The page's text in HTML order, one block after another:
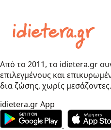
Από το 2011, το idietera.gr
επιλεγμένους και
δια ζώσης, χωρίς μεσάζοντες.
idietera.gr App